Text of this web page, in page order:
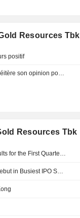
Resources Tbk
positif
Resources Tbk